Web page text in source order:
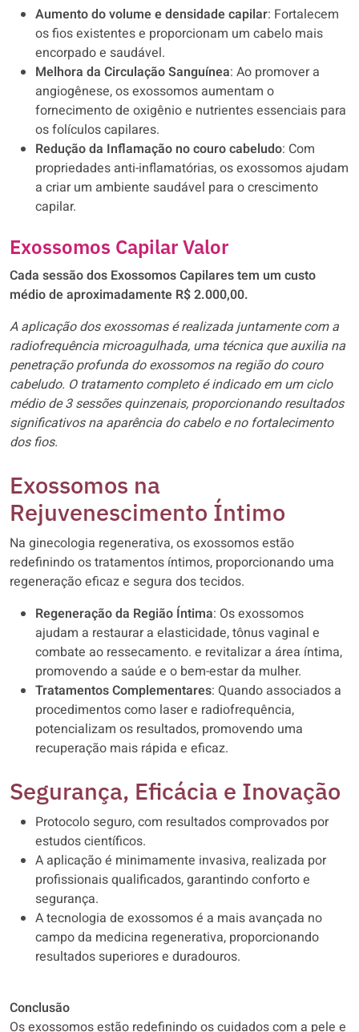
Aumento do volume e densidade capilar: Fortalecem
os fios existentes e proporcionam um cabelo mais
encorpado e saudável.
Melhora da Circulação Sanguínea: Ao promover a
angiogênese, os exossomos aumentam o
fornecimento de oxigênio e nutrientes essenciais para
os folículos capilares.
Redução da Inflamação no couro cabeludo: Com
propriedades anti-inflamatórias, os exossomos ajudam
a criar um ambiente saudável para o crescimento
capilar.
Exossomos Capilar Valor
Cada sessão dos Exossomos Capilares tem um custo
médio de aproximadamente R$ 2.000,00.
A aplicação dos exossomas é realizada juntamente com a
radiofrequência microagulhada, uma técnica que auxilia na
penetração profunda do exossomos na região do couro
cabeludo. O tratamento completo é indicado em um ciclo
médio de 3 sessões quinzenais, proporcionando resultados
significativos na aparência do cabelo e no fortalecimento
dos fios.
Exossomos na
Rejuvenescimento Íntimo
Na ginecologia regenerativa, os exossomos estão
redefinindo os tratamentos íntimos, proporcionando uma
regeneração eficaz e segura dos tecidos.
Regeneração da Região Íntima: Os exossomos
ajudam a restaurar a elasticidade, tônus vaginal e
combate ao ressecamento. e revitalizar a área íntima,
promovendo a saúde e o bem-estar da mulher.
Tratamentos Complementares: Quando associados a
procedimentos como laser e radiofrequência,
potencializam os resultados, promovendo uma
recuperação mais rápida e eficaz.
Segurança, Eficácia e Inovação
Protocolo seguro, com resultados comprovados por
estudos científicos.
A aplicação é minimamente invasiva, realizada por
profissionais qualificados, garantindo conforto e
segurança.
A tecnologia de exossomos é a mais avançada no
campo da medicina regenerativa, proporcionando
resultados superiores e duradouros.
Conclusão
Os exossomos estão redefinindo os cuidados com a pele e